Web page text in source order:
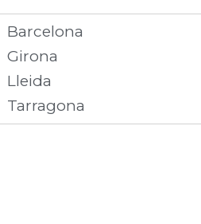
Barcelona
Girona
Lleida
Tarragona